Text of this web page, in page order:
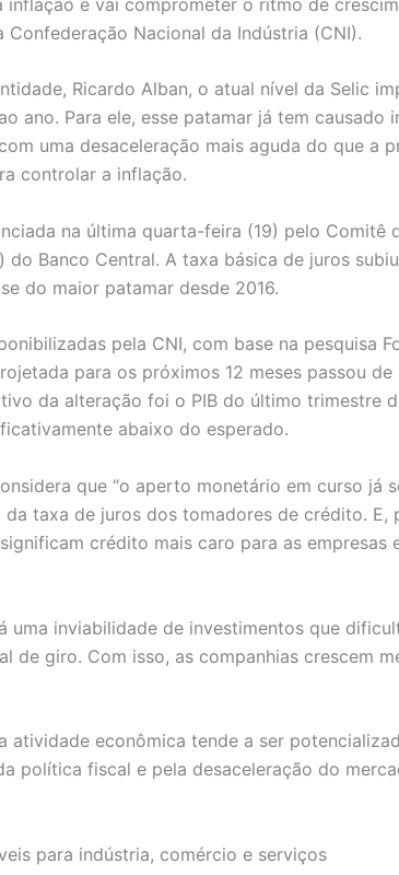
Confederação Nacional da Indústria (CNI).
Ricardo Alban, o atual nível da Selic
ano. Para ele, esse patamar já tem causado
uma desaceleração mais aguda do que a
controlar a inflação.
na última quarta-feira (19) pelo Comitê
do Banco Central. A taxa básica de juros
do maior patamar desde 2016.
pela CNI, com base na pesquisa
para os próximos 12 meses passou de
da alteração foi o PIB do último trimestre
abaixo do esperado.
que “o aperto monetário em curso já
taxa de juros dos tomadores de crédito. E,
crédito mais caro para as empresas
uma inviabilidade de investimentos que
de giro. Com isso, as companhias crescem
atividade econômica tende a ser
política fiscal e pela desaceleração do
para indústria, comércio e serviços